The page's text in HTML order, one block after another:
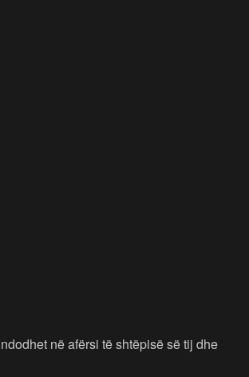
në afërsi të shtëpisë së tij dhe